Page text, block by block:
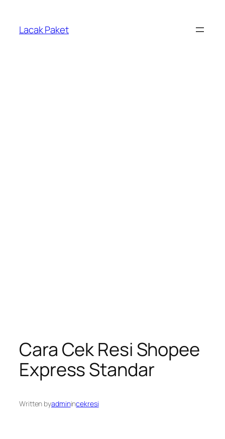
konten
Lacak Paket
Cara Cek Resi Shopee
Express Standar
Written byadminincekresi